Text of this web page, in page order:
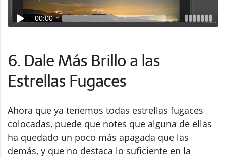
00:00
6. Dale Más Brillo a las
Estrellas Fugaces
Ahora que ya tenemos todas estrellas fugaces
colocadas, puede que notes que alguna de ellas
ha quedado un poco más apagada que las
demás, y que no destaca lo suficiente en la